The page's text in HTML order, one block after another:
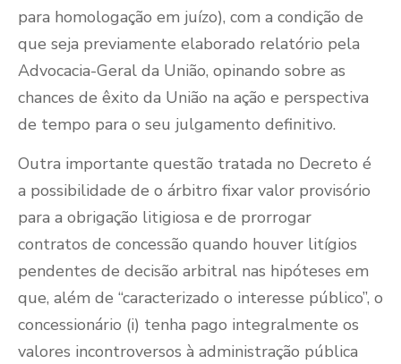
para homologação em juízo), com a condição de
que seja previamente elaborado relatório pela
Advocacia-Geral da União, opinando sobre as
chances de êxito da União na ação e perspectiva
de tempo para o seu julgamento definitivo.
Outra importante questão tratada no Decreto é
a possibilidade de o árbitro fixar valor provisório
para a obrigação litigiosa e de prorrogar
contratos de concessão quando houver litígios
pendentes de decisão arbitral nas hipóteses em
que, além de “caracterizado o interesse público”, o
concessionário (i) tenha pago integralmente os
valores incontroversos à administração pública